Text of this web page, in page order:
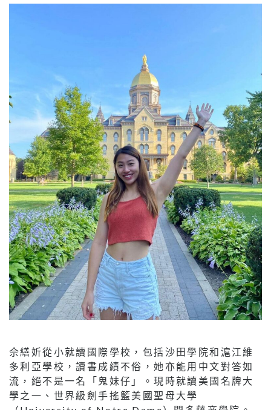
佘繕妡從小就讀國際學校，包括沙田學院和滬江維
多利亞學校，讀書成績不俗，她亦能用中文對答如
流，絕不是一名「鬼妹仔」。現時就讀美國名牌大
學之一、世界級劍手搖籃美國聖母大學